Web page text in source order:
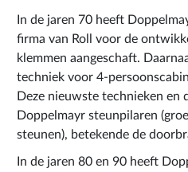
In de jaren 70 heeft
firma van Roll voor de
klemmen aangeschaft.
techniek voor 4-
Deze nieuwste technieken en
Doppelmayr steunpilaren
steunen), betekende de
In de jaren 80 en 90 heeft